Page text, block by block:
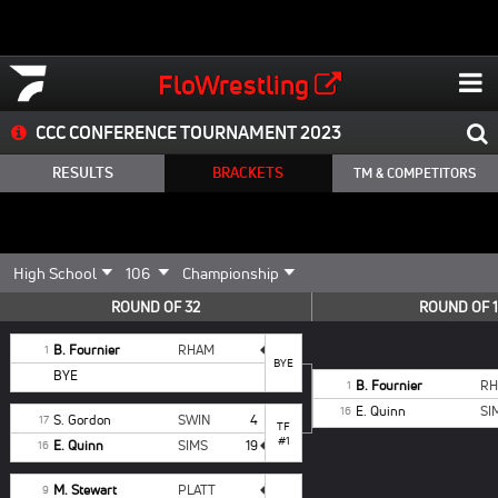
FloWrestling
CCC CONFERENCE TOURNAMENT 2023
RESULTS BRACKETS TM & COMPETITORS
ROUND OF 32
1 B. Fournier
RHAM
BYE
BYE
17 S. Gordon SWIN 4
16 E. Quinn SIMS 19
TF
#1
9 M. Stewart
PLATT
ROUND OF
1 B. Fournier
16 E. Quinn